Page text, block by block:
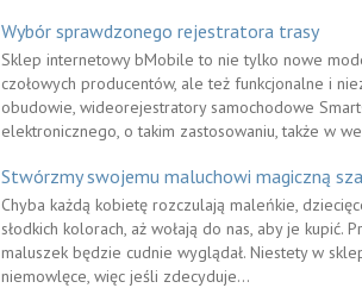
Wybór sprawdzonego rejestratora trasy
Sklep internetowy bMobile to nie tylko nowe
czołowych producentów, ale też funkcjonalne i
obudowie, wideorejestratory samochodowe
elektronicznego, o takim zastosowaniu, także w
Stwórzmy swojemu maluchowi magiczną
Chyba każdą kobietę rozczulają maleńkie,
słodkich kolorach, aż wołają do nas, aby je kupić.
maluszek będzie cudnie wyglądał. Niestety w
niemowlęce, więc jeśli zdecyduje...